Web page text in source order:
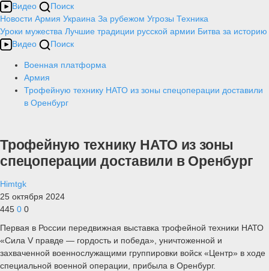
Видео
Поиск
Новости Армия Украина За рубежом Угрозы Техника
Уроки мужества Лучшие традиции русской армии Битва за историю
Видео
Поиск
Военная платформа
Армия
Трофейную технику НАТО из зоны спецоперации доставили
в Оренбург
Трофейную технику НАТО из зоны
спецоперации доставили в Оренбург
Himtgk
25 октября 2024
445 0 0
Первая в России передвижная выставка трофейной техники НАТО
«Сила V правде — гордость и победа», уничтоженной и
захваченной военнослужащими группировки войск «Центр» в ходе
специальной военной операции, прибыла в Оренбург.